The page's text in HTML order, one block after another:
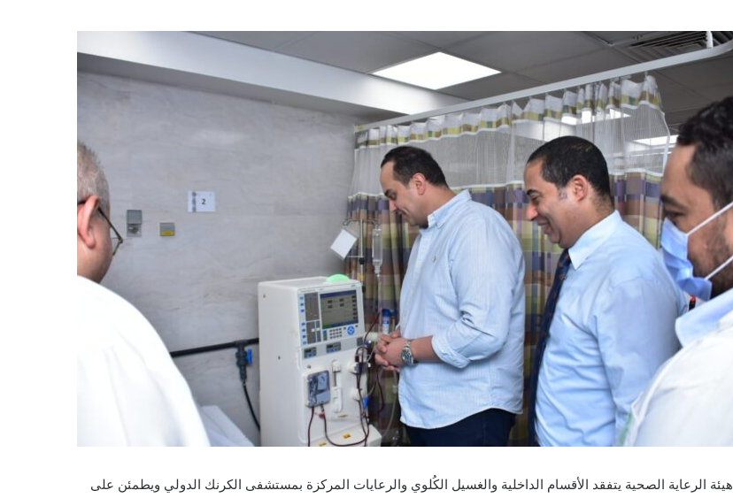
هيئة الرعاية الصحية يتفقد الأقسام الداخلية والغسيل الكُلوي والرعايات المركزة بمستشفى الكرنك الدولي ويطمئن على